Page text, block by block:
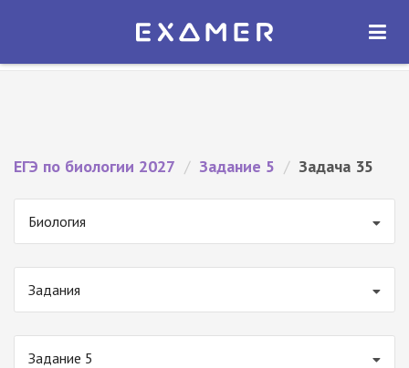
Экзамер — ЕГЭ 2027
ОТКРЫТЬ
ЕГЭ по биологии 2027 / Задание 5 / Задача 35
Биология
Задания
Задание 5